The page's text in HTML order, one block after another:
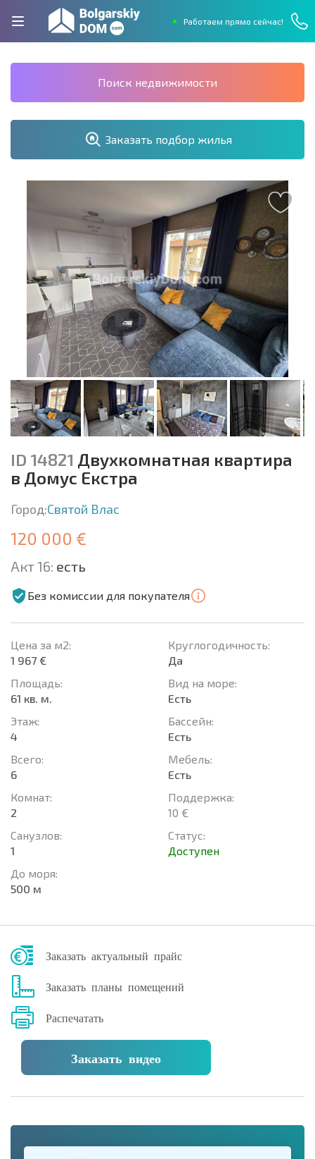
Работаем прямо сейчас!
Поиск недвижимости
Заказать подбор жилья
ID 14821 Двухкомнатная квартира
в Домус Екстра
Город:Святой Влас
120 000 €
Акт 16: есть
Без комиссии для покупателя
Цена за м2:
1 967 €
Площадь:
61 кв. м.
Этаж:
4
Всего:
6
Комнат:
2
Санузлов:
1
До моря:
500 м
Круглогодичность:
Да
Вид на море:
Есть
Басcейн:
Есть
Мебель:
Есть
Поддержка:
10 €
Статус:
Доступен
Заказать актуальный прайс
Заказать планы помещений
Распечатать
Заказать видео